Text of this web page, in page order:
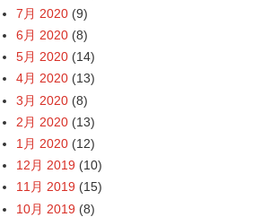
7月 2020 (9)
6月 2020 (8)
5月 2020 (14)
4月 2020 (13)
3月 2020 (8)
2月 2020 (13)
1月 2020 (12)
12月 2019 (10)
11月 2019 (15)
10月 2019 (8)